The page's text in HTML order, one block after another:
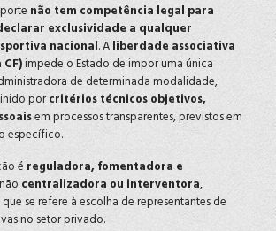
não tem competência legal para
exclusividade a qualquer
nacional. Aliberdade associativa
impede o Estado de impor uma única
de determinada modalidade,
porcritérios técnicos objetivos,
em processos transparentes, previstos em
específico.
é reguladora, fomentadora e
centralizadora ou interventora,
se refere à escolha de representantes de
no setor privado.